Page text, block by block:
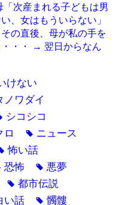
「次産まれる子どもは男
、女はもういらない」
の直後、母が私の手を
・・ → 翌日からなん
けない
ノワダイ
シコシコ
ロ tag ニュース
怖い話
恐怖 tag 悪夢
tag都市伝説
い話 tag髑髏